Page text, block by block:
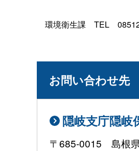
環境衛生課 TEL
お問い合わせ先
隠岐支庁隠岐
〒685-0015 島根